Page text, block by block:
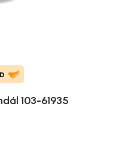
103-61935